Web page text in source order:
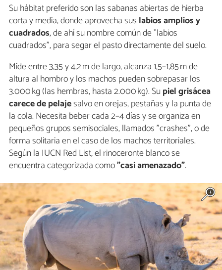
Su hábitat preferido son las sabanas abiertas de hierba
corta y media, donde aprovecha sus labios amplios y
cuadrados, de ahí su nombre común de "labios
cuadrados", para segar el pasto directamente del suelo.
Mide entre 3,35 y 4,2 m de largo, alcanza 1,5–1,85 m de
altura al hombro y los machos pueden sobrepasar los
3.000 kg (las hembras, hasta 2.000 kg). Supiel grisácea
carece de pelajesalvo en orejas, pestañas y la punta de
la cola. Necesita beber cada 2–4 días y se organiza en
pequeños grupos semisociales, llamados "crashes", o de
forma solitaria en el caso de los machos territoriales.
Según la IUCN Red List, el rinoceronte blanco se
encuentra categorizada como"casi amenazado".